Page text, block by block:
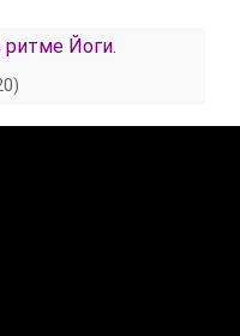
Йоги.